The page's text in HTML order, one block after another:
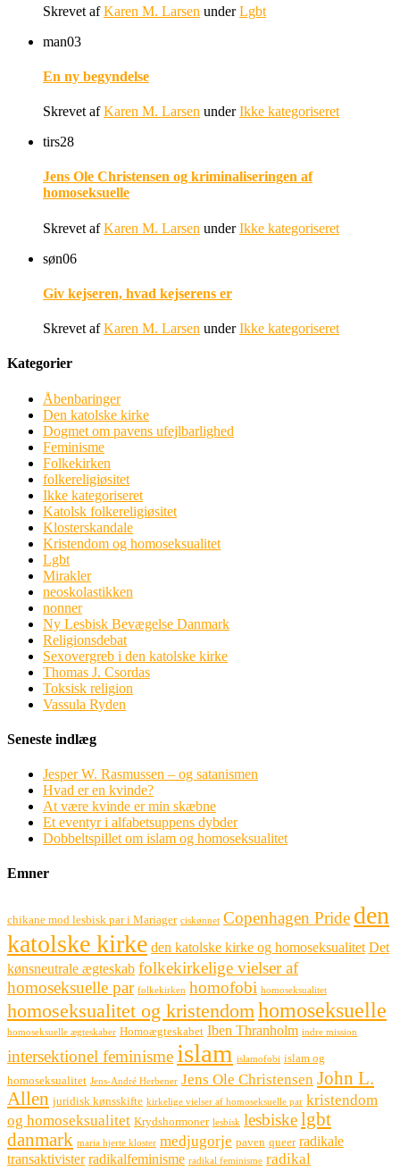
Skrevet afKaren M. Larsen underLgbt
man03
En ny begyndelse
Skrevet afKaren M. Larsen underIkke kategoriseret
tirs28
Jens Ole Christensen og kriminaliseringen af
homoseksuelle
Skrevet afKaren M. Larsen underIkke kategoriseret
søn06
Giv kejseren, hvad kejserens er
Skrevet afKaren M. Larsen underIkke kategoriseret
Kategorier
Åbenbaringer
Den katolske kirke
Dogmet om pavens ufejlbarlighed
Feminisme
Folkekirken
folkereligiøsitet
Ikke kategoriseret
Katolsk folkereligiøsitet
Klosterskandale
Kristendom og homoseksualitet
Lgbt
Mirakler
neoskolastikken
nonner
Ny Lesbisk Bevægelse Danmark
Religionsdebat
Sexovergreb i den katolske kirke
Thomas J. Csordas
Toksisk religion
Vassula Ryden
Seneste indlæg
Jesper W. Rasmussen – og satanismen
Hvad er en kvinde?
At være kvinde er min skæbne
Et eventyr i alfabetsuppens dybder
Dobbeltspillet om islam og homoseksualitet
Emner
chikane mod lesbisk par i Mariager ciskønnet Copenhagen Pride den
katolske kirke den katolske kirke og homoseksualitet Det
kønsneutrale ægteskab folkekirkelige vielser af
homoseksuelle par folkekirken homofobi homoseksualitet
homoseksualitet og kristendom homoseksuelle
homoseksuelle ægteskaber Homoægteskabet Iben Thranholm indre mission
intersektionel feminisme islam islamofobi islam og
homoseksualitet Jens-André Herbener Jens Ole Christensen John L.
Allen juridisk kønsskifte kirkelige vielser af homoseksuelle par kristendom
og homoseksualitet Krydshormoner lesbisk lesbiskelgbt
danmark maria hjerte kloster medjugorje paven queer radikale
transaktivister radikalfeminisme radikal feminisme radikal